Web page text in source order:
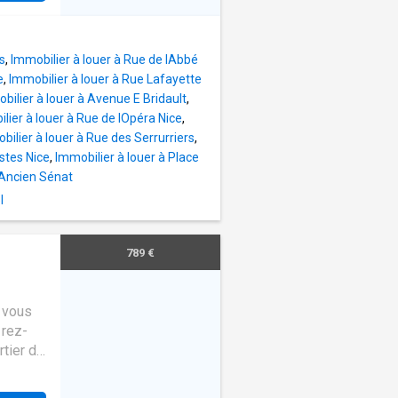
Un
et
PAR
de
, Immobilier à louer à Rue de lAbbé
, Immobilier à louer à Rue Lafayette
à louer à Avenue E Bridault,
à louer à Rue de lOpéra Nice,
à louer à Rue des Serrurriers,
Nice, Immobilier à louer à Place
Sénat
de
789 €